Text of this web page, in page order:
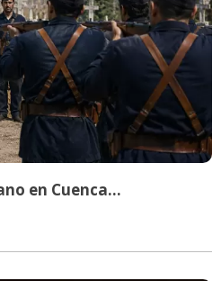
en Cuenca...